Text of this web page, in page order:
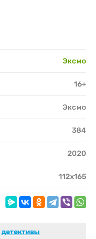
Эксмо
16+
Эксмо
384
2020
112х165
детективы